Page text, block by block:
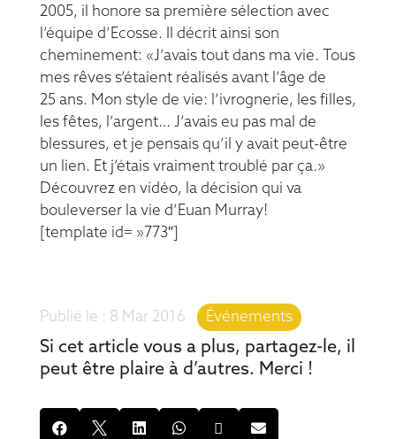
2005, il honore sa première sélection avec
l’équipe d’Ecosse. Il décrit ainsi son
cheminement: «J’avais tout dans ma vie. Tous
mes rêves s’étaient réalisés avant l’âge de
25 ans. Mon style de vie: l’ivrognerie, les filles,
les fêtes, l’argent… J’avais eu pas mal de
blessures, et je pensais qu’il y avait peut-être
un lien. Et j’étais vraiment troublé par ça.»
Découvrez en vidéo, la décision qui va
bouleverser la vie d’Euan Murray!
[template id= »773″]
8 Mar 2016 Événements
Si cet article vous a plus, partagez-le, il
peut être plaire à d’autres. Merci !
     